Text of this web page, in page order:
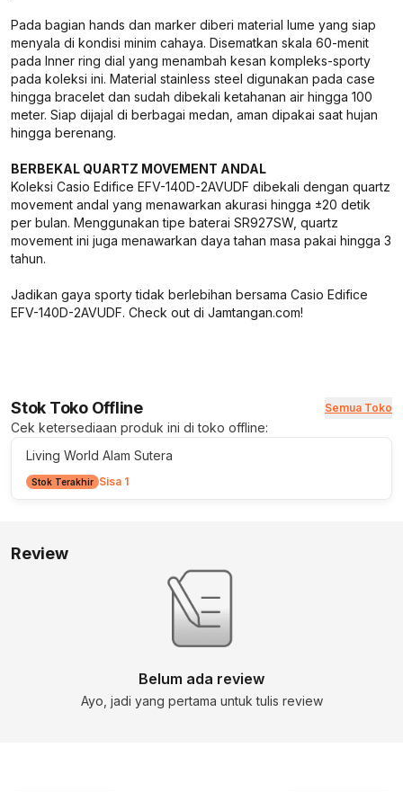
Pada bagian hands dan marker diberi material lume yang siap
menyala di kondisi minim cahaya. Disematkan skala 60-menit
pada Inner ring dial yang menambah kesan kompleks-sporty
pada koleksi ini. Material stainless steel digunakan pada case
hingga bracelet dan sudah dibekali ketahanan air hingga 100
meter. Siap dijajal di berbagai medan, aman dipakai saat hujan
hingga berenang.
BERBEKAL QUARTZ MOVEMENT ANDAL
Koleksi Casio Edifice EFV-140D-2AVUDF dibekali dengan quartz
movement andal yang menawarkan akurasi hingga ±20 detik
per bulan. Menggunakan tipe baterai SR927SW, quartz
movement ini juga menawarkan daya tahan masa pakai hingga 3
tahun.
Jadikan gaya sporty tidak berlebihan bersama Casio Edifice
EFV-140D-2AVUDF. Check out di Jamtangan.com!
Stok Toko Offline Semua Toko
Cek ketersediaan produk ini di toko offline:
Living World Alam Sutera
Stok Terakhir Sisa 1
Review
Belum ada review
Ayo, jadi yang pertama untuk tulis review